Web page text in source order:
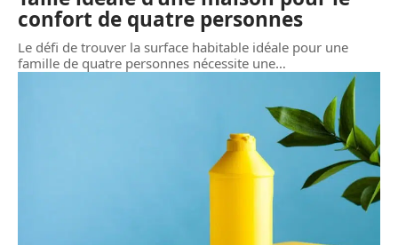
confort de quatre personnes
Le défi de trouver la surface habitable idéale pour une
famille de quatre personnes nécessite une…